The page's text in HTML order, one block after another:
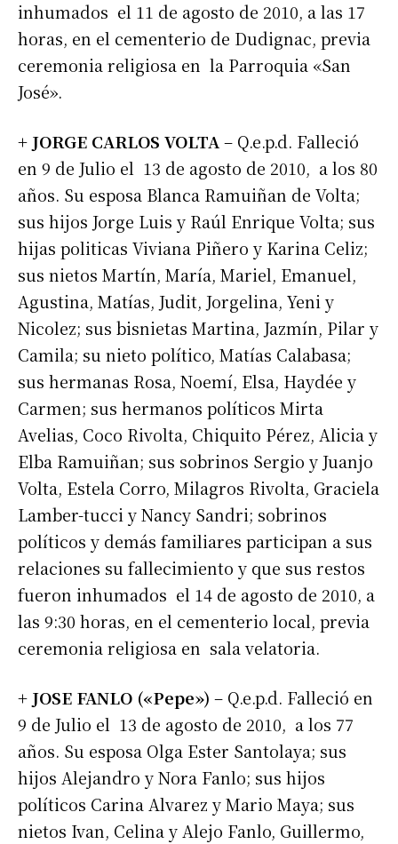
inhumados el 11 de agosto de 2010, a las 17
horas, en el cementerio de Dudignac, previa
ceremonia religiosa en la Parroquia «San
José».
+ JORGE CARLOS VOLTA– Q.e.p.d. Falleció
en 9 de Julio el 13 de agosto de 2010, a los 80
años. Su esposa Blanca Ramuiñan de Volta;
sus hijos Jorge Luis y Raúl Enrique Volta; sus
hijas politicas Viviana Piñero y Karina Celiz;
sus nietos Martín, María, Mariel, Emanuel,
Agustina, Matías, Judit, Jorgelina, Yeni y
Nicolez; sus bisnietas Martina, Jazmín, Pilar y
Camila; su nieto político, Matías Calabasa;
sus hermanas Rosa, Noemí, Elsa, Haydée y
Carmen; sus hermanos políticos Mirta
Avelias, Coco Rivolta, Chiquito Pérez, Alicia y
Elba Ramuiñan; sus sobrinos Sergio y Juanjo
Volta, Estela Corro, Milagros Rivolta, Graciela
Lamber-tucci y Nancy Sandri; sobrinos
políticos y demás familiares participan a sus
relaciones su fallecimiento y que sus restos
fueron inhumados el 14 de agosto de 2010, a
las 9:30 horas, en el cementerio local, previa
ceremonia religiosa en sala velatoria.
+ JOSE FANLO («Pepe») – Q.e.p.d. Falleció en
9 de Julio el 13 de agosto de 2010, a los 77
años. Su esposa Olga Ester Santolaya; sus
hijos Alejandro y Nora Fanlo; sus hijos
políticos Carina Alvarez y Mario Maya; sus
nietos Ivan, Celina y Alejo Fanlo, Guillermo,